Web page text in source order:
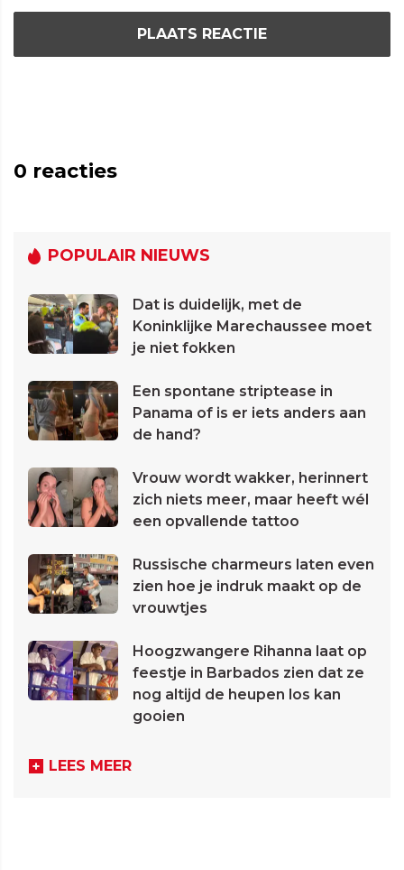
PLAATS REACTIE
0 reacties
POPULAIR NIEUWS
Dat is duidelijk, met de
Koninklijke Marechaussee moet
je niet fokken
Een spontane striptease in
Panama of is er iets anders aan
de hand?
Vrouw wordt wakker, herinnert
zich niets meer, maar heeft wél
een opvallende tattoo
Russische charmeurs laten even
zien hoe je indruk maakt op de
vrouwtjes
Hoogzwangere Rihanna laat op
feestje in Barbados zien dat ze
nog altijd de heupen los kan
gooien
LEES MEER